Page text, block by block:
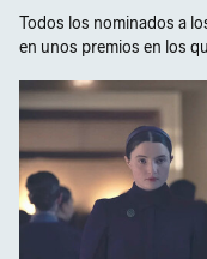
Todos los nominados a
en unos premios en los